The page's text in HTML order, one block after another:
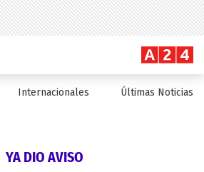
Internacionales Últimas Noticias
YA DIO AVISO